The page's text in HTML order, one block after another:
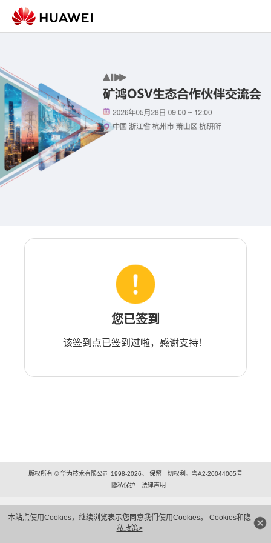
本站点使用Cookies，继续浏览表示您同意我们使用Cookies。 Cookies和隐
私政策>
您已签到
该签到点已签到过啦，感谢支持！
版权所有 © 华为技术有限公司 1998-2026。 保留一切权利。粤A2-20044005号
隐私保护
法律声明